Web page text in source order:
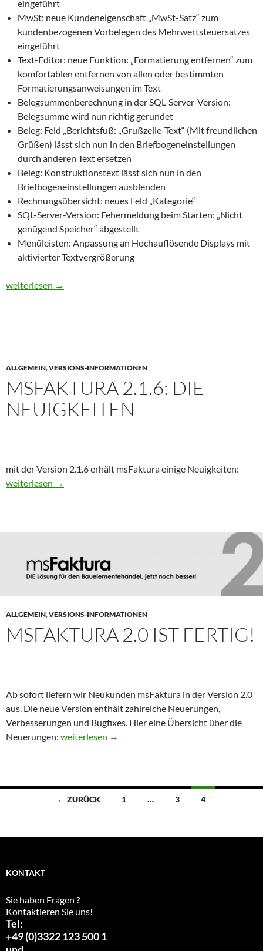
eingeführt
MwSt: neue Kundeneigenschaft „MwSt-Satz“ zum
kundenbezogenen Vorbelegen des Mehrwertsteuersatzes
eingeführt
Text-Editor: neue Funktion: „Formatierung entfernen“ zum
komfortablen entfernen von allen oder bestimmten
Formatierungsanweisungen im Text
Belegsummenberechnung in der SQL-Server-Version:
Belegsumme wird nun richtig gerundet
Beleg: Feld „Berichtsfuß: „Grußzeile-Text“ (Mit freundlichen
Grüßen) lässt sich nun in den Briefbogeneinstellungen
durch anderen Text ersetzen
Beleg: Konstruktionstext lässt sich nun in den
Briefbogeneinstellungen ausblenden
Rechnungsübersicht: neues Feld „Kategorie“
SQL-Server-Version: Fehermeldung beim Starten: „Nicht
genügend Speicher“ abgestellt
Menüleisten: Anpassung an Hochauflösende Displays mit
aktivierter Textvergrößerung
msFaktura Change-Log: die Neuigkeiten
weiterlesen →
ALLGEMEIN,VERSIONS-INFORMATIONEN
MSFAKTURA 2.1.6: DIE
NEUIGKEITEN
mit der Version 2.1.6 erhält msFaktura einige Neuigkeiten:
msFaktura 2.1.6: die Neuigkeiten
weiterlesen →
ALLGEMEIN,VERSIONS-INFORMATIONEN
MSFAKTURA 2.0 IST FERTIG!
Ab sofort liefern wir Neukunden msFaktura in der Version 2.0
aus. Die neue Version enthält zahlreiche Neuerungen,
Verbesserungen und Bugfixes. Hier eine Übersicht über die
Neuerungen: msFaktura 2.0 ist fertig!
weiterlesen →
Beitragsnavigation
← ZURÜCK 1 … 3 4
KONTAKT
Sie haben Fragen ?
Kontaktieren Sie uns!
Tel:
+49 (0)3322 123 500 1